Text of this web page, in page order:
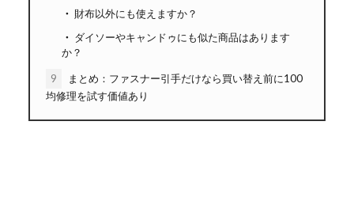
財布以外にも使えますか？
ダイソーやキャンドゥにも似た商品はあります
か？
9
まとめ：ファスナー引手だけなら買い替え前に100
均修理を試す価値あり